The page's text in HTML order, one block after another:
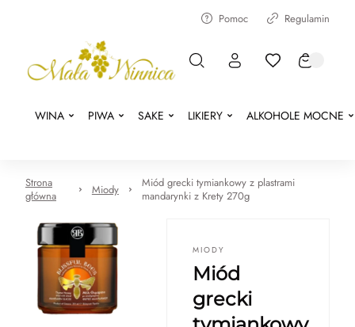
Pomoc Regulamin
WINA PIWA SAKE LIKIERY ALKOHOLE MOCNE
Strona
główna
Miody
Miód grecki tymiankowy z plastrami
mandarynki z Krety 270g
MIODY
Miód
grecki